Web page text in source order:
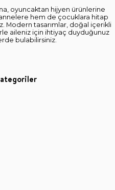
oyuncaktan hijyen ürünlerine
hem de çocuklara hitap
Modern tasarımlar, doğal içerikli
aileniz için ihtiyaç duyduğunuz
bulabilirsiniz.